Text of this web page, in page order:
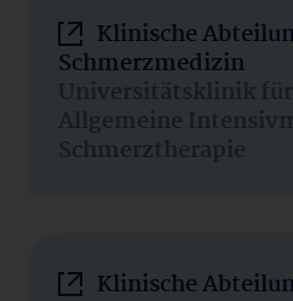
Klinische
Schmerzmedizin
Universitätsklinik
Allgemeine
Schmerztherapie
Klinische